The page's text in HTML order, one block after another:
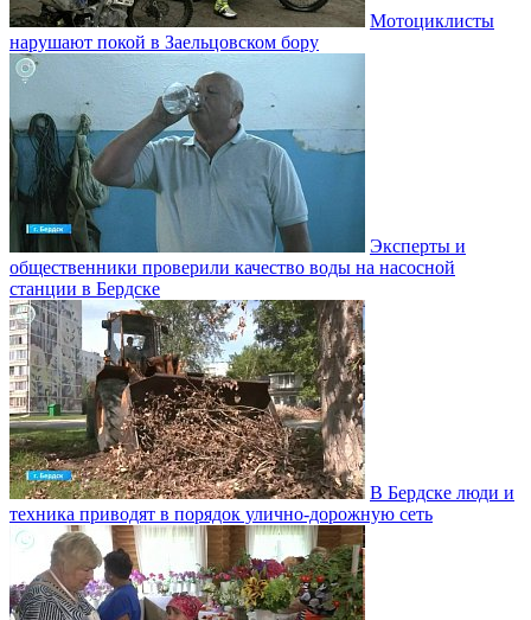
Мотоциклисты
нарушают покой в Заельцовском бору
Эксперты и
общественники проверили качество воды на насосной
станции в Бердске
В Бердске люди и
техника приводят в порядок улично‑дорожную сеть